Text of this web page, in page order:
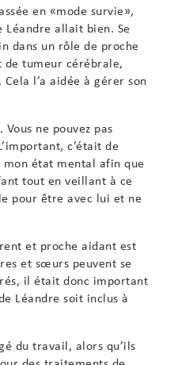
en «mode survie»,
Léandre allait bien. Se
dans un rôle de proche
tumeur cérébrale,
l’a aidée à gérer son
ne pouvez pas
c’était de
état mental afin que
tout en veillant à ce
pour être avec lui et ne
et proche aidant est
et sœurs peuvent se
il était donc important
Léandre soit inclus à
du travail, alors qu’ils